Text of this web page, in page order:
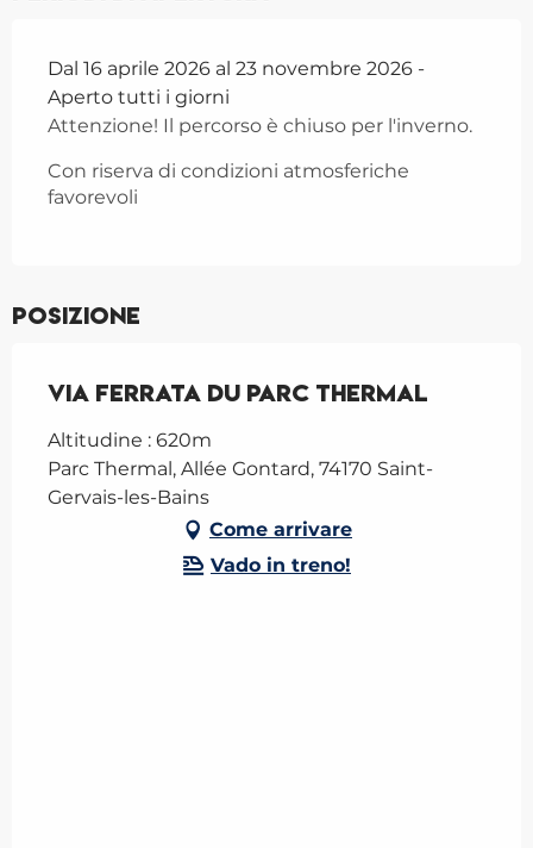
Dal 16 aprile 2026 al 23 novembre 2026 -
Aperto tutti i giorni
Attenzione! Il percorso è chiuso per l'inverno.
Con riserva di condizioni atmosferiche
favorevoli
Posizione
Via Ferrata du Parc Thermal
Altitudine : 620m
Parc Thermal, Allée Gontard, 74170 Saint-
Gervais-les-Bains
Come arrivare
Vado in treno!